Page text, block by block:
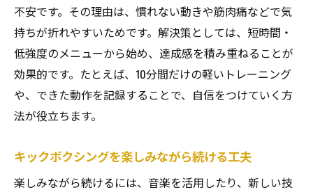
不安です。その理由は、慣れない動きや筋肉痛などで気
持ちが折れやすいためです。解決策としては、短時間・
低強度のメニューから始め、達成感を積み重ねることが
効果的です。たとえば、10分間だけの軽いトレーニング
や、できた動作を記録することで、自信をつけていく方
法が役立ちます。
キックボクシングを楽しみながら続ける工夫
楽しみながら続けるには、音楽を活用したり、新しい技